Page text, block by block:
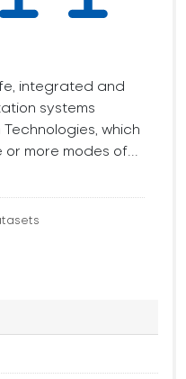
integrated and
systems
which
more modes of...